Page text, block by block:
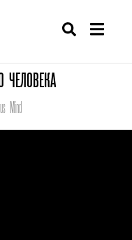
ЧЕЛОВЕКА
Mind